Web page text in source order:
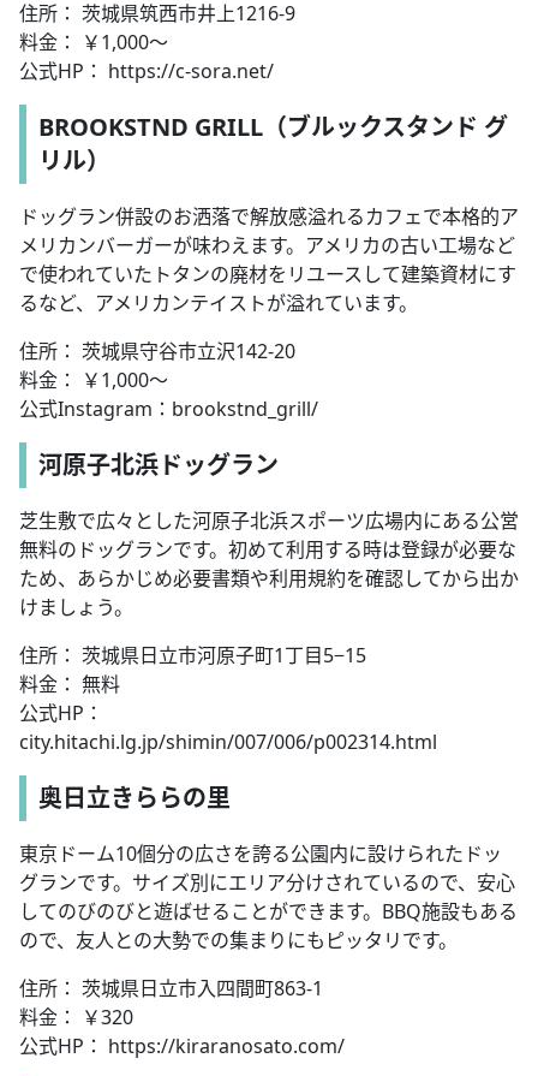
住所： 茨城県筑西市井上1216-9
料金： ￥1,000～
公式HP： https://c-sora.net/
BROOKSTND GRILL（ブルックスタンド グ
リル）
ドッグラン併設のお洒落で解放感溢れるカフェで本格的ア
メリカンバーガーが味わえます。アメリカの古い工場など
で使われていたトタンの廃材をリユースして建築資材にす
るなど、アメリカンテイストが溢れています。
住所： 茨城県守谷市立沢142-20
料金： ￥1,000～
公式Instagram：brookstnd_grill/
河原子北浜ドッグラン
芝生敷で広々とした河原子北浜スポーツ広場内にある公営
無料のドッグランです。初めて利用する時は登録が必要な
ため、あらかじめ必要書類や利用規約を確認してから出か
けましょう。
住所： 茨城県日立市河原子町1丁目5−15
料金： 無料
公式HP：
city.hitachi.lg.jp/shimin/007/006/p002314.html
奥日立きららの里
東京ドーム10個分の広さを誇る公園内に設けられたドッ
グランです。サイズ別にエリア分けされているので、安心
してのびのびと遊ばせることができます。BBQ施設もある
ので、友人との大勢での集まりにもピッタリです。
住所： 茨城県日立市入四間町863-1
料金： ￥320
公式HP： https://kiraranosato.com/